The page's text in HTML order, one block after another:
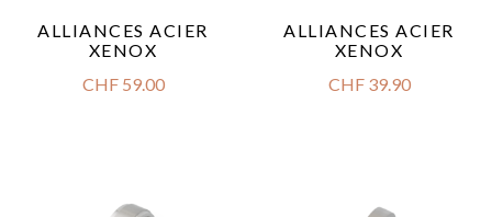
ALLIANCES ACIER
XENOX
CHF59.00
ALLIANCES ACIER
XENOX
CHF39.90